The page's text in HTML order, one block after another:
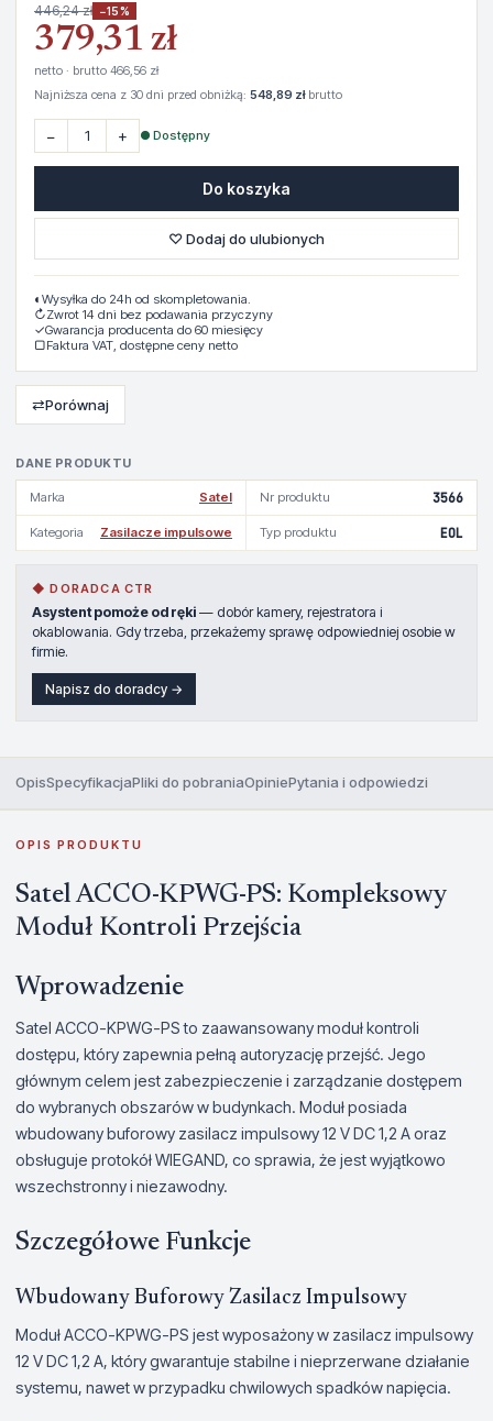
DANE PRODUKTU
Marka Satel Nr produktu 3566
Kategoria Zasilacze impulsowe Typ produktu EOL
◆ DORADCA CTR
Asystent pomoże od ręki — dobór kamery, rejestratora i
okablowania. Gdy trzeba, przekażemy sprawę odpowiedniej osobie w
firmie.
Napisz do doradcy →
446,24 zł −15%
379,31 zł
netto · brutto 466,56 zł
Najniższa cena z 30 dni przed obniżką: 548,89 złbrutto
− + ● Dostępny
Do koszyka
♡ Dodaj do ulubionych
◐ Wysyłka do 24h od skompletowania.
↻Zwrot 14 dni bez podawania przyczyny
✓Gwarancja producenta do 60 miesięcy
▢Faktura VAT, dostępne ceny netto
⇄Porównaj
OpisSpecyfikacjaPliki do pobraniaOpiniePytania i odpowiedzi
OPIS PRODUKTU
Satel ACCO-KPWG-PS: Kompleksowy
Moduł Kontroli Przejścia
Wprowadzenie
Satel ACCO-KPWG-PS to zaawansowany moduł kontroli
dostępu, który zapewnia pełną autoryzację przejść. Jego
głównym celem jest zabezpieczenie i zarządzanie dostępem
do wybranych obszarów w budynkach. Moduł posiada
wbudowany buforowy zasilacz impulsowy 12 V DC 1,2 A oraz
obsługuje protokół WIEGAND, co sprawia, że jest wyjątkowo
wszechstronny i niezawodny.
Szczegółowe Funkcje
Wbudowany Buforowy Zasilacz Impulsowy
Moduł ACCO-KPWG-PS jest wyposażony w zasilacz impulsowy
12 V DC 1,2 A, który gwarantuje stabilne i nieprzerwane działanie
systemu, nawet w przypadku chwilowych spadków napięcia.